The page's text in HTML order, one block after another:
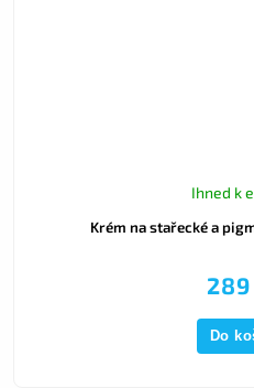
Krém na stařecké a
Ihned k
289
Do